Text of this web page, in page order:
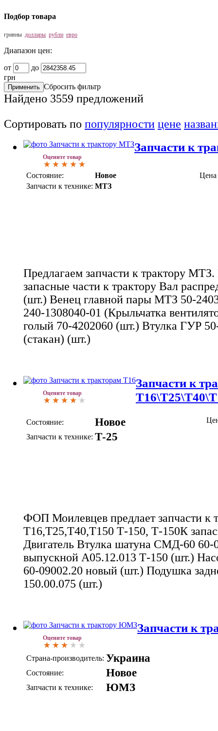
Подбор товара
гривны доллары рубли евро
Диапазон цен:
от
до
грн
Сбросить фильтр
Найдено 3559 предложений
Сортировать по популярности цене
Оцените товар
Запчасти к
Состояние:
Новое
Запчасти к технике: МТЗ
Цена
Предлагаем запчасти к трактору
запасные части к трактору Вал
(шт.) Венец главной пары МТЗ 50-
240-1308040-01 (Крыльчатка
голый 70-4202060 (шт.) Втулка ГУР
(стакан) (шт.)
Оцените товар
Запчасти к
Состояние: Новое
Запчасти к технике: Т-25
ФОП Моилевцев предлает запчасти к
Т16,Т25,Т40,Т150 Т-150, Т-150К
Двигатель Втулка шатуна СМД-60 60-
выпускной А05.12.013 Т-150 (шт.)
60-09002.20 новый (шт.) Подушка
150.00.075 (шт.)
Оцените товар
Запчасти к
Страна-производитель: Украина
Состояние: Новое
Запчасти к технике: ЮМЗ